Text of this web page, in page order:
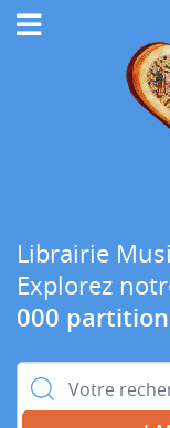
Librairie
Explorez
000
Rechercher :